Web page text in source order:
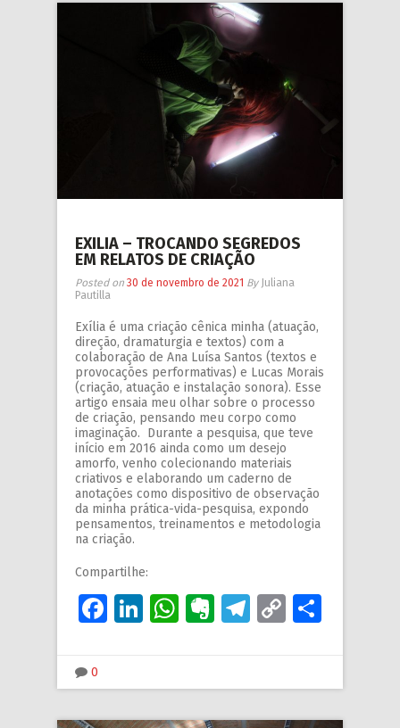
EXILIA – TROCANDO SEGREDOS
EM RELATOS DE CRIAÇÃO
Posted on 30 de novembro de 2021 By Juliana
Pautilla
Exília é uma criação cênica minha (atuação,
direção, dramaturgia e textos) com a
colaboração de Ana Luísa Santos (textos e
provocações performativas) e Lucas Morais
(criação, atuação e instalação sonora). Esse
artigo ensaia meu olhar sobre o processo
de criação, pensando meu corpo como
imaginação. Durante a pesquisa, que teve
início em 2016 ainda como um desejo
amorfo, venho colecionando materiais
criativos e elaborando um caderno de
anotações como dispositivo de observação
da minha prática-vida-pesquisa, expondo
pensamentos, treinamentos e metodologia
na criação.
Compartilhe:
Facebook
LinkedIn
WhatsApp
Evernote
Telegram
Copy
0